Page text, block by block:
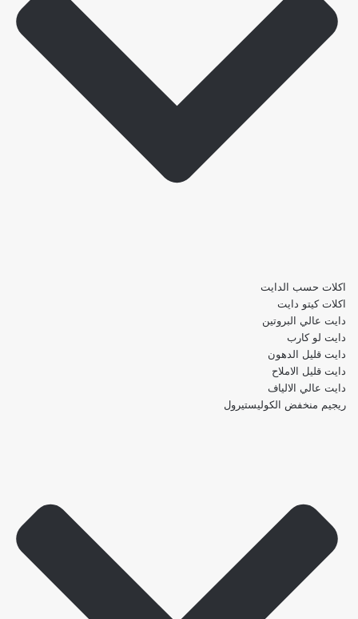
اكلات حسب الدايت
اكلات كيتو دايت
دايت عالي البروتين
دايت لو كارب
دايت قليل الدهون
دايت قليل الاملاح
دايت عالي الالياف
ريجيم منخفض الكوليستيرول